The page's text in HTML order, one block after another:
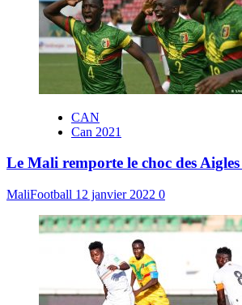
CAN
Can 2021
Le Mali remporte le choc des
MaliFootball 12 janvier 2022 0